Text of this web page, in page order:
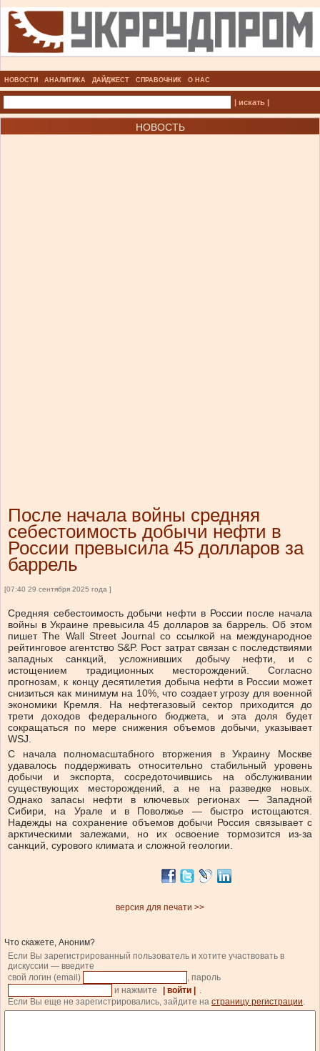
НОВОСТИ АНАЛИТИКА ДАЙДЖЕСТ СПРАВОЧНИК О НАС
| искать |
НОВОСТЬ
После начала войны средняя
себестоимость добычи нефти в
России превысила 45 долларов за
баррель
[07:40 29 сентября 2025 года ]
Средняя себестоимость добычи нефти в России после начала
войны в Украине превысила 45 долларов за баррель. Об этом
пишет The Wall Street Journal со ссылкой на международное
рейтинговое агентство S&P. Рост затрат связан с последствиями
западных санкций, усложнивших добычу нефти, и с
истощением традиционных месторождений. Согласно
прогнозам, к концу десятилетия добыча нефти в России может
снизиться как минимум на 10%, что создает угрозу для военной
экономики Кремля. На нефтегазовый сектор приходится до
трети доходов федерального бюджета, и эта доля будет
сокращаться по мере снижения объемов добычи, указывает
WSJ.
С начала полномасштабного вторжения в Украину Москве
удавалось поддерживать относительно стабильный уровень
добычи и экспорта, сосредоточившись на обслуживании
существующих месторождений, а не на разведке новых.
Однако запасы нефти в ключевых регионах — Западной
Сибири, на Урале и в Поволжье — быстро истощаются.
Надежды на сохранение объемов добычи Россия связывает с
арктическими залежами, но их освоение тормозится из-за
санкций, сурового климата и сложной геологии.
версия для печати >>
Что скажете, Аноним?
Если Вы зарегистрированный пользователь и хотите участвовать в
дискуссии — введите
свой логин (email)
, пароль
и нажмите
| войти |
.
Если Вы еще не зарегистрировались, зайдите на страницу регистрации.